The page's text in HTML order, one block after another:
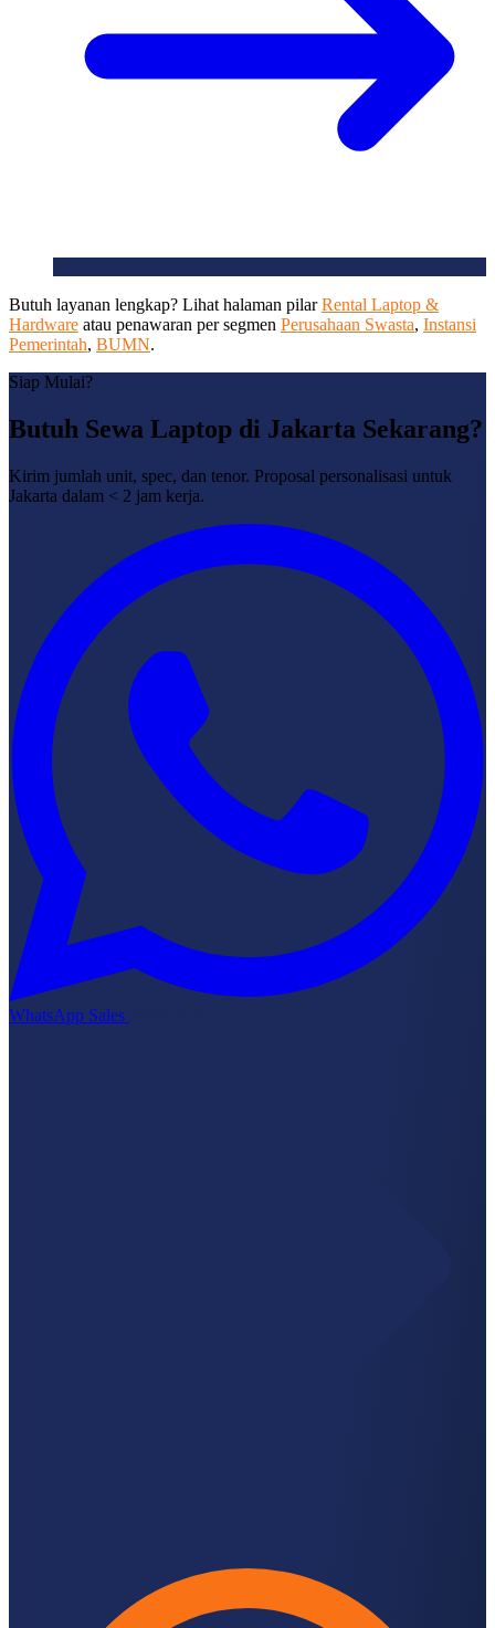
Butuh layanan lengkap? Lihat halaman pilarRental Laptop &
Hardware atau penawaran per segmen Perusahaan Swasta, Instansi
Pemerintah, BUMN.
Siap Mulai?
Butuh Sewa Laptop di Jakarta Sekarang?
Kirim jumlah unit, spec, dan tenor. Proposal personalisasi untuk
Jakarta dalam < 2 jam kerja.
WhatsApp Sales